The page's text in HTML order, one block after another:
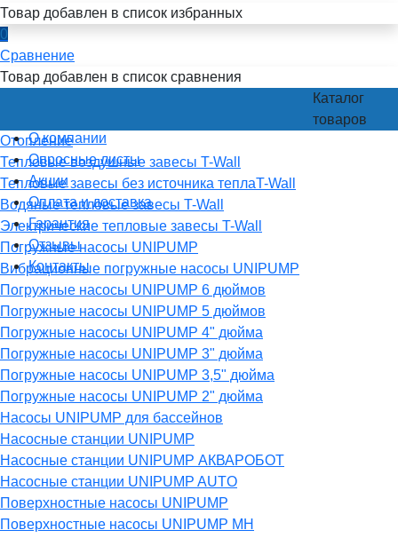
Товар добавлен в список избранных
0
Сравнение
Товар добавлен в список сравнения
О компании
Опросные листы
Акции
Оплата и доставка
Гарантия
Отзывы
Контакты
Каталог
товаров
Отопление
Тепловые воздушные завесы T-Wall
Тепловые завесы без источника теплаT-Wall
Водяные тепловые завесы T-Wall
Электрические тепловые завесы T-Wall
Погружные насосы UNIPUMP
Вибрационные погружные насосы UNIPUMP
Погружные насосы UNIPUMP 6 дюймов
Погружные насосы UNIPUMP 5 дюймов
Погружные насосы UNIPUMP 4" дюйма
Погружные насосы UNIPUMP 3" дюйма
Погружные насосы UNIPUMP 3,5" дюйма
Погружные насосы UNIPUMP 2" дюйма
Насосы UNIPUMP для бассейнов
Насосные станции UNIPUMP
Насосные станции UNIPUMP АКВАРОБОТ
Насосные станции UNIPUMP AUTO
Поверхностные насосы UNIPUMP
Поверхностные насосы UNIPUMP MH